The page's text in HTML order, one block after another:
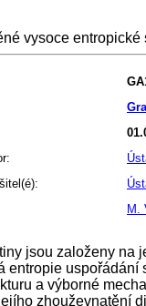
vysoce
M.
jsou založeny na
entropie
a výborné
zhouževnatění